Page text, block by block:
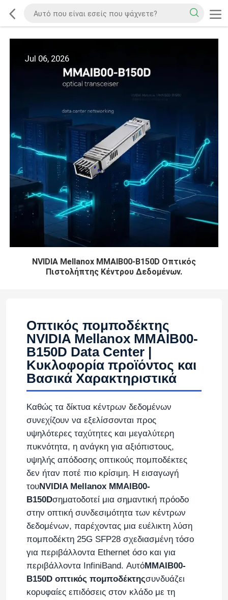
Jul 06, 2026
NVIDIA Mellanox MMAIB00-B150D Οπτικός
Πιστολήπτης Κέντρου Δεδομένων.
Οπτικός πομποδέκτης
NVIDIA Mellanox MMAIB00-
B150D Data Center |
Κυκλοφορία προϊόντος και
Βασικά Χαρακτηριστικά
Καθώς τα δίκτυα κέντρων δεδομένων
συνεχίζουν να εξελίσσονται προς
υψηλότερες ταχύτητες και μεγαλύτερη
πυκνότητα, η ανάγκη για αξιόπιστους,
υψηλής απόδοσης οπτικούς πομποδέκτες
δεν ήταν ποτέ πιο κρίσιμη. Η εισαγωγή
τουNVIDIA Mellanox MMAIB00-
B150Dσηματοδοτεί μια σημαντική πρόοδο
στην οπτική συνδεσιμότητα των κέντρων
δεδομένων, παρέχοντας μια ευέλικτη λύση
πομποδέκτη 25G SFP28 σχεδιασμένη τόσο
για περιβάλλοντα Ethernet όσο και για
περιβάλλοντα InfiniBand. ΑυτόMMAIB00-
B150D οπτικός πομποδέκτηςσυνδυάζει
κορυφαίες επιδόσεις στον κλάδο με τη